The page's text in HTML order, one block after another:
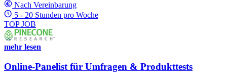
Nach Vereinbarung
5 - 20 Stunden pro Woche
TOP JOB
mehr lesen
Online-Panelist für Umfragen & Produkttests